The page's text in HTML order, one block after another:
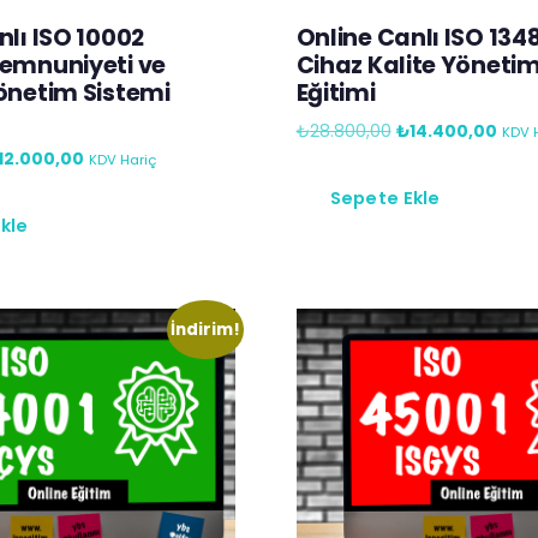
ISO 10002
ve
Sistemi
KDV Hariç
Online Canlı ISO
Cihaz Kalite
Eğitimi
₺28.800,00 ₺14.400,00 KDV
Sepete Ekle
İndirim!